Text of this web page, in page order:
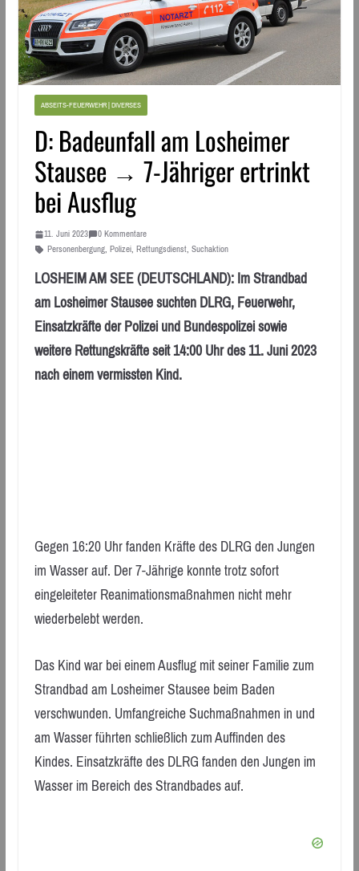
ABSEITS-FEUERWEHR | DIVERSES
D: Badeunfall am Losheimer
Stausee → 7-Jähriger ertrinkt
bei Ausflug
11. Juni 2023
0 Kommentare
Personenbergung, Polizei, Rettungsdienst, Suchaktion
LOSHEIM AM SEE (DEUTSCHLAND): Im Strandbad
am Losheimer Stausee suchten DLRG, Feuerwehr,
Einsatzkräfte der Polizei und Bundespolizei sowie
weitere Rettungskräfte seit 14:00 Uhr des 11. Juni 2023
nach einem vermissten Kind.
Gegen 16:20 Uhr fanden Kräfte des DLRG den Jungen
im Wasser auf. Der 7-Jährige konnte trotz sofort
eingeleiteter Reanimationsmaßnahmen nicht mehr
wiederbelebt werden.
Das Kind war bei einem Ausflug mit seiner Familie zum
Strandbad am Losheimer Stausee beim Baden
verschwunden. Umfangreiche Suchmaßnahmen in und
am Wasser führten schließlich zum Auffinden des
Kindes. Einsatzkräfte des DLRG fanden den Jungen im
Wasser im Bereich des Strandbades auf.